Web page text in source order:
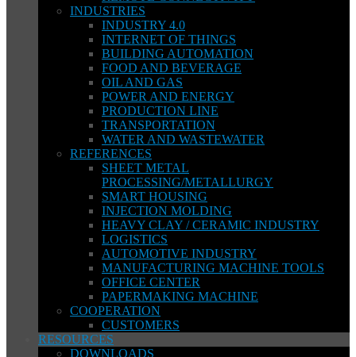
INDUSTRIES
INDUSTRY 4.0
INTERNET OF THINGS
BUILDING AUTOMATION
FOOD AND BEVERAGE
OIL AND GAS
POWER AND ENERGY
PRODUCTION LINE
TRANSPORTATION
WATER AND WASTEWATER
REFERENCES
SHEET METAL
PROCESSING/METALLURGY
SMART HOUSING
INJECTION MOLDING
HEAVY CLAY / CERAMIC INDUSTRY
LOGISTICS
AUTOMOTIVE INDUSTRY
MANUFACTURING MACHINE TOOLS
OFFICE CENTER
PAPERMAKING MACHINE
COOPERATION
CUSTOMERS
RESOURCES
DOWNLOADS